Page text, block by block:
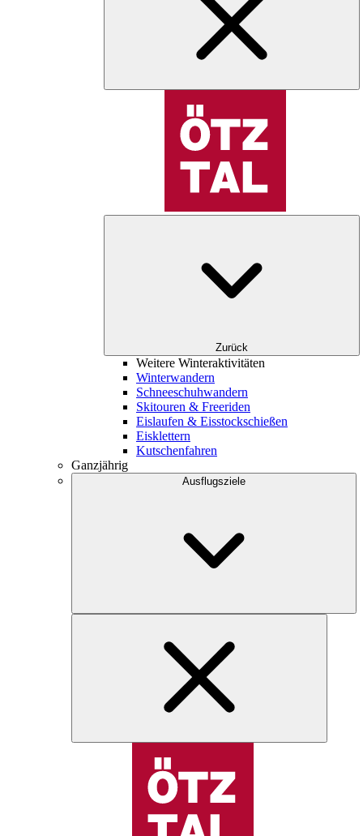
Zurück
Weitere Winteraktivitäten
Winterwandern
Schneeschuhwandern
Skitouren & Freeriden
Eislaufen & Eisstockschießen
Eisklettern
Kutschenfahren
Ganzjährig
Ausflugsziele